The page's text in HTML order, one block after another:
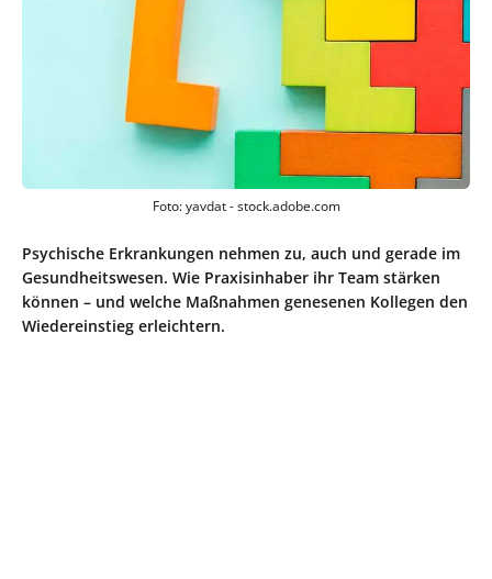
Foto: yavdat - stock.adobe.com
Psychische Erkrankungen nehmen zu, auch und gerade im
Gesundheitswesen. Wie Praxisinhaber ihr Team stärken
können – und welche Maßnahmen genesenen Kollegen den
Wiedereinstieg erleichtern.